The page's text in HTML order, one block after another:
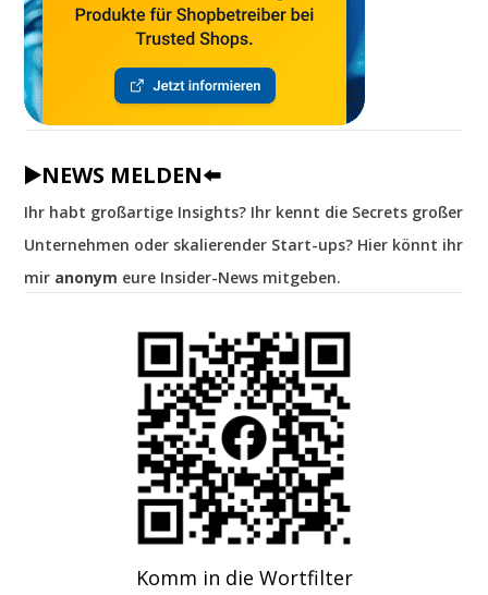
▶️NEWS MELDEN⬅️
Ihr habt großartige Insights? Ihr kennt die Secrets großer
Unternehmen oder skalierender Start-ups? Hier könnt ihr
mir anonym eure Insider-News mitgeben.
Komm in die Wortfilter